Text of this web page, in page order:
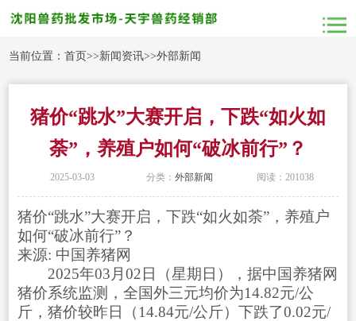
当前位置：首页>>新闻资讯>>外部新闻
猪价“跳水”大赛开启，下跌“如火如
荼”，养殖户如何“破冰前行”？
2025-03-03 分类： 外部新闻 阅读：201038
猪价“跳水”大赛开启，下跌“如火如荼”，养殖户
如何“破冰前行”？
来源: 中国养猪网
2025年03月02日（星期日），据中国养猪网
猪价系统监测，全国外三元均价为14.82元/公
斤，猪价较昨日（14.84元/公斤）下跌了0.02元/